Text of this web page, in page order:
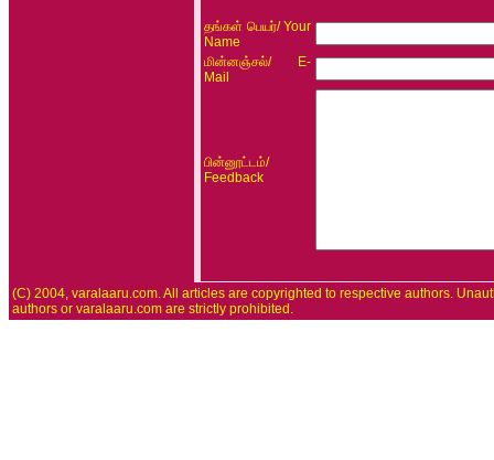
தங்கள் பெயர்/ Your
Name
மின்னஞ்சல்/ E-
Mail
பின்னூட்டம்/
Feedback
(C) 2004, varalaaru.com. All articles are copyrighted to respective authors.
authors or varalaaru.com are strictly prohibited.